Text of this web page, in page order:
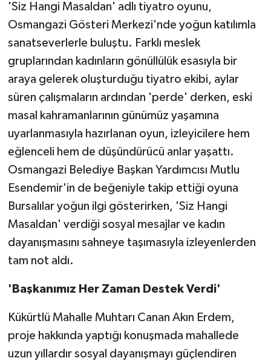
'Siz Hangi Masaldan' adlı tiyatro oyunu,
Osmangazi Gösteri Merkezi'nde yoğun katılımla
sanatseverlerle buluştu. Farklı meslek
gruplarından kadınların gönüllülük esasıyla bir
araya gelerek oluşturduğu tiyatro ekibi, aylar
süren çalışmaların ardından 'perde' derken, eski
masal kahramanlarının günümüz yaşamına
uyarlanmasıyla hazırlanan oyun, izleyicilere hem
eğlenceli hem de düşündürücü anlar yaşattı.
Osmangazi Belediye Başkan Yardımcısı Mutlu
Esendemir'in de beğeniyle takip ettiği oyuna
Bursalılar yoğun ilgi gösterirken, 'Siz Hangi
Masaldan' verdiği sosyal mesajlar ve kadın
dayanışmasını sahneye taşımasıyla izleyenlerden
tam not aldı.
'Başkanımız Her Zaman Destek Verdi'
Kükürtlü Mahalle Muhtarı Canan Akın Erdem,
proje hakkında yaptığı konuşmada mahallede
uzun yıllardır sosyal dayanışmayı güçlendiren